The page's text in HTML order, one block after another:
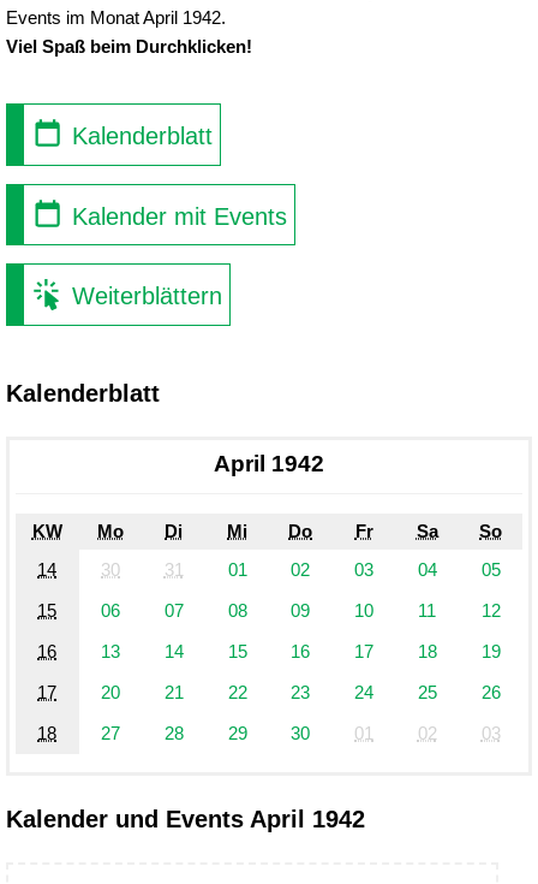
Events im Monat April 1942.
Viel Spaß beim Durchklicken!
Kalenderblatt
Kalender mit Events
Weiterblättern
Kalenderblatt
April 1942
KW Mo Di Mi Do Fr Sa
So
14
30 31 01 02 03 04
05
15
06 07 08 09 10 11
12
16
13 14 15 16 17 18
19
17
20 21 22 23 24 25
26
18
27 28 29 30 01 02 03
Kalender und Events April 1942